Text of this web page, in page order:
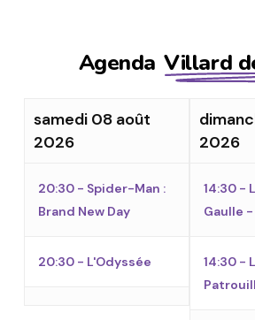
Agenda Villard
samedi 08 août
2026
20:30 - Spider-Man :
Brand New Day
20:30 - L'Odyssée
2026
14:30 -
Gaulle
14:30 -